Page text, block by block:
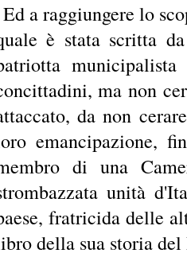
Ed a raggiungere lo
è stata scritta
ma non
da non
emancipazione,
di una
unità
fratricida delle
della sua storia